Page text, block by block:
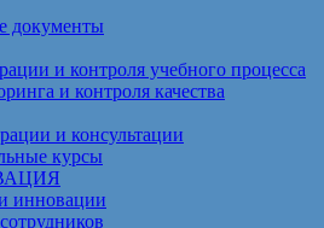
документы
и контроля учебного процесса
и контроля качества
и консультации
курсы
инновации